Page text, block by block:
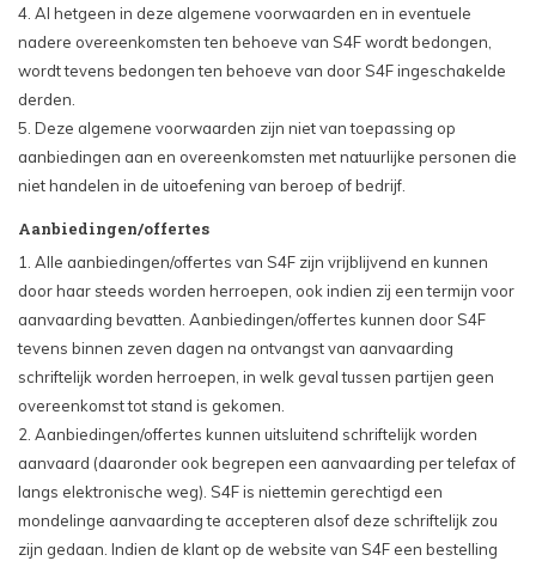
4. Al hetgeen in deze algemene voorwaarden en in eventuele
nadere overeenkomsten ten behoeve van S4F wordt bedongen,
wordt tevens bedongen ten behoeve van door S4F ingeschakelde
derden.
5. Deze algemene voorwaarden zijn niet van toepassing op
aanbiedingen aan en overeenkomsten met natuurlijke personen die
niet handelen in de uitoefening van beroep of bedrijf.
Aanbiedingen/offertes
1. Alle aanbiedingen/offertes van S4F zijn vrijblijvend en kunnen
door haar steeds worden herroepen, ook indien zij een termijn voor
aanvaarding bevatten. Aanbiedingen/offertes kunnen door S4F
tevens binnen zeven dagen na ontvangst van aanvaarding
schriftelijk worden herroepen, in welk geval tussen partijen geen
overeenkomst tot stand is gekomen.
2. Aanbiedingen/offertes kunnen uitsluitend schriftelijk worden
aanvaard (daaronder ook begrepen een aanvaarding per telefax of
langs elektronische weg). S4F is niettemin gerechtigd een
mondelinge aanvaarding te accepteren alsof deze schriftelijk zou
zijn gedaan. Indien de klant op de website van S4F een bestelling